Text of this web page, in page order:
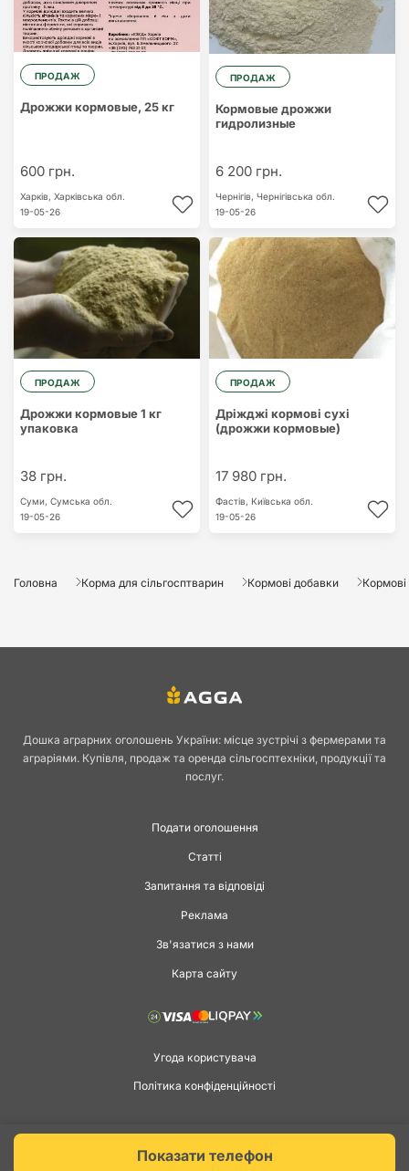
Показати телефон
ПРОДАЖ
Дрожжи кормовые, 25 кг
600 грн.
Харків, Харківська обл.
19-05-26
ПРОДАЖ
Кормовые дрожжи
гидролизные
6 200 грн.
Чернігів, Чернігівська обл.
19-05-26
ПРОДАЖ
Дрожжи кормовые 1 кг
упаковка
38 грн.
Суми, Сумська обл.
19-05-26
ПРОДАЖ
Дріжджі кормові сухі
(дрожжи кормовые)
17 980 грн.
Фастів, Київська обл.
19-05-26
Головна Корма для сільгосптварин Кормові добавки Кормові
Дошка аграрних оголошень України: місце зустрічі з фермерами та
аграріями. Купівля, продаж та оренда сільгосптехніки, продукції та
послуг.
Подати оголошення
Статті
Запитання та відповіді
Реклама
Зв'язатися з нами
Карта сайту
Угода користувача
Політика конфіденційності